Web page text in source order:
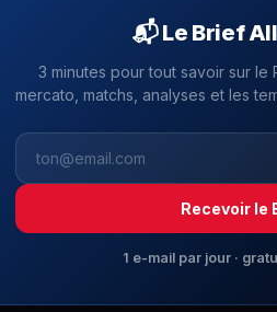
📬 Le Brief
3 minutes pour tout savoir sur le
mercato, matchs, analyses et les
Recevoir le
1 e-mail par jour ·